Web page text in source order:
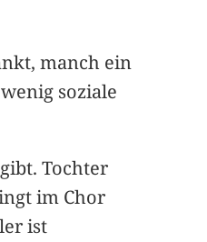
manch ein
soziale
Tochter
im Chor
ist